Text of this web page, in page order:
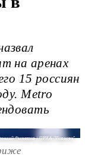
на аренах
15 россиян
Metro
Филиппов / @РИА "Новости"